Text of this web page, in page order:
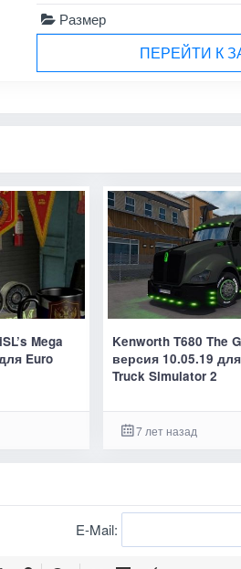
Размер
ПЕРЕЙТИ К
Mega
Euro
Kenworth T680 The
версия 10.05.19
Truck Simulator 2
7 лет назад
E-Mail: